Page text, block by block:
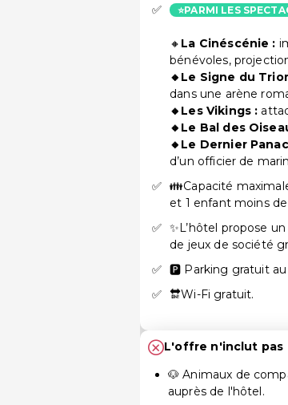
⭐PARMI LES
🔸 La Cinéscénie :
bénévoles,
🔸Le Signe du
dans une arène
🔸Les Vikings :
🔸Le Bal des
🔸Le Dernier
d’un officier de
👪Capacité
et 1 enfant moins de
✨L’hôtel propose
de jeux de société
🅿 Parking gratuit au
🔛Wi-Fi gratuit.
L'offre n'inclut pas
🐶 Animaux de
auprès de l'hôtel.